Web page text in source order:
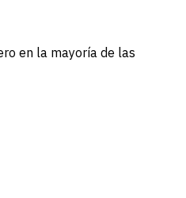
en la mayoría de las